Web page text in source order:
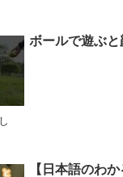
ボールで遊ぶ
【日本語のわ